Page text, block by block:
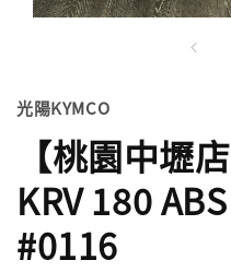
光陽KYMCO
【桃園中壢
KRV 180
#0116